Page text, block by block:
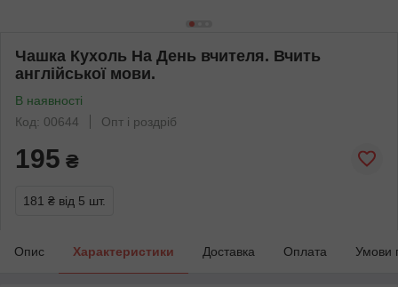
Чашка Кухоль На День вчителя. Вчить
англійської мови.
В наявності
Код: 00644
Опт і роздріб
195 ₴
181 ₴ від 5 шт.
Опис Характеристики Доставка Оплата Умови